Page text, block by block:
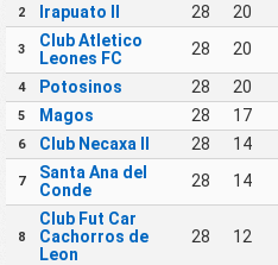
2 Irapuato II 28 20
3
Club Atletico
Leones FC
28 20
4 Potosinos 28 20
5 Magos 28 17
6 Club Necaxa II 28 14
7
Santa Ana del
Conde
28 14
8
Club Fut Car
Cachorros de
Leon
28 12